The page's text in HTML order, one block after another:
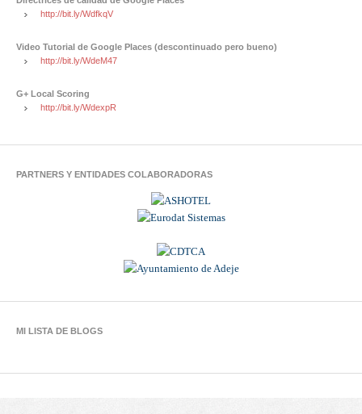
http://bit.ly/WdfkqV
Video Tutorial de Google Places (descontinuado pero bueno)
http://bit.ly/WdeM47
G+ Local Scoring
http://bit.ly/WdexpR
PARTNERS Y ENTIDADES COLABORADORAS
MI LISTA DE BLOGS